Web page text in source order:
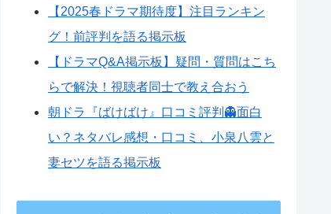
【2025春ドラマ期待度】注目ランキン
グ！前評判を語る掲示板
【ドラマQ&A掲示板】疑問・質問はこち
らで解決！視聴者同士で教え合おう
朝ドラ『ばけばけ』口コミ評判👻面白
い？ネタバレ感想・口コミ、小泉八雲と
妻セツを語る掲示板